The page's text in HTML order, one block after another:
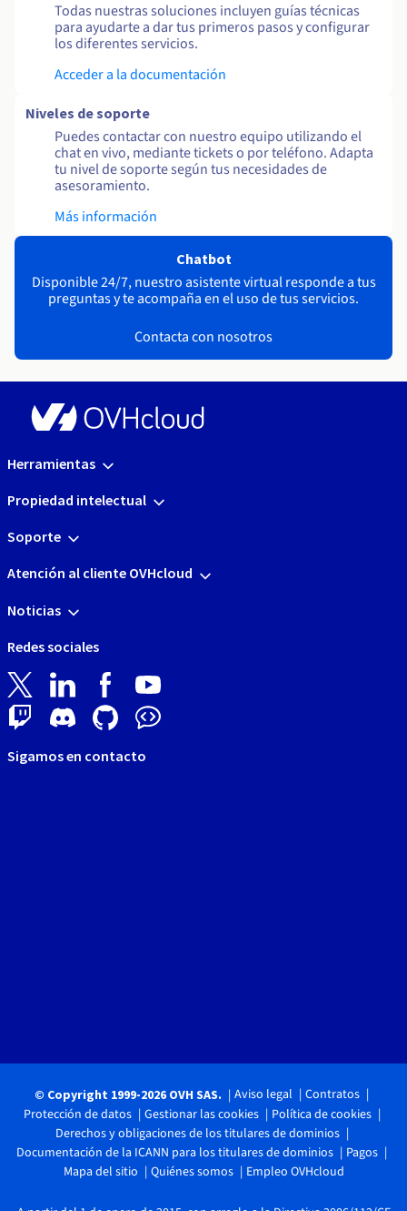
Todas nuestras soluciones incluyen guías técnicas
para ayudarte a dar tus primeros pasos y configurar
los diferentes servicios.
Acceder a la documentación
Niveles de soporte
Puedes contactar con nuestro equipo utilizando el
chat en vivo, mediante tickets o por teléfono. Adapta
tu nivel de soporte según tus necesidades de
asesoramiento.
Más información
Chatbot
Disponible 24/7, nuestro asistente virtual responde a tus
preguntas y te acompaña en el uso de tus servicios.
Contacta con nosotros
Herramientas
Propiedad intelectual
Soporte
Atención al cliente OVHcloud
Noticias
Redes sociales
Sigamos en contacto
© Copyright 1999-2026 OVH SAS. Aviso legal
Contratos
Protección de datos
Gestionar las cookies
Política de cookies
Derechos y obligaciones de los titulares de dominios
Documentación de la ICANN para los titulares de dominios
Pagos
Mapa del sitio
Quiénes somos Empleo OVHcloud